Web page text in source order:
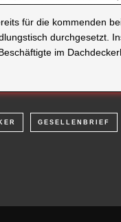
für die kommenden
durchgesetzt.
im
GESELLENBRIEF